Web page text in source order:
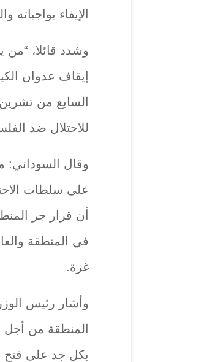
الإيفاء بواجباته
وشدد قائلا، “من
إيقاف عدوان
السابع من تشرين
للاحتلال ضد
وقال السوداني:
على سلطات
أن قرار جر
في المنطقة
غزة.
وأشار رئيس
المنطقة من
بكل جد على فتح